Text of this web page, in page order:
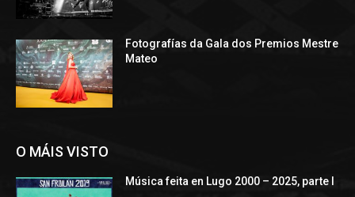
Fotografías da Gala dos Premios Mestre
Mateo
O MÁIS VISTO
Música feita en Lugo 2000 – 2025, parte I